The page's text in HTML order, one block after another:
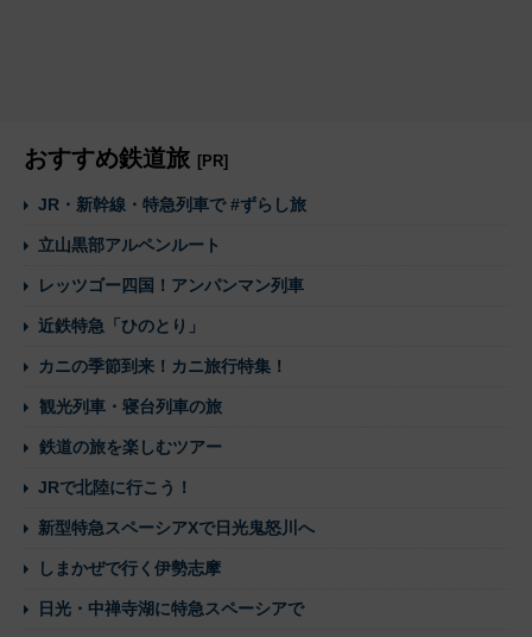
おすすめ鉄道旅 [PR]
JR・新幹線・特急列車で #ずらし旅
立山黒部アルペンルート
レッツゴー四国！アンパンマン列車
近鉄特急「ひのとり」
カニの季節到来！カニ旅行特集！
観光列車・寝台列車の旅
鉄道の旅を楽しむツアー
JRで北陸に行こう！
新型特急スペーシアXで日光鬼怒川へ
しまかぜで行く伊勢志摩
日光・中禅寺湖に特急スペーシアで